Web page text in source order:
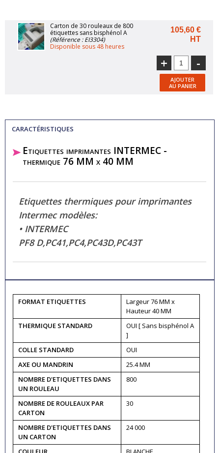
Carton de 30 rouleaux de 800
étiquettes sans bisphénol A
(Référence : EI3304)
Disponible sous 48 heures
105,60 €
HT
+ -
AJOUTER
AU PANIER
CARACTÉRISTIQUES
Etiquettes imprimantes INTERMEC -
thermique 76 MM x 40 MM
Etiquettes thermiques pour imprimantes
Intermec modèles:
• INTERMEC
PF8 D,PC41,PC4,PC43D,PC43T
FORMAT ETIQUETTES
Largeur 76 MM x
Hauteur 40 MM
THERMIQUE STANDARD
OUI [ Sans bisphénol A
]
COLLE STANDARD
OUI
AXE OU MANDRIN
25.4 MM
NOMBRE D'ETIQUETTES DANS
UN ROULEAU
800
NOMBRE DE ROULEAUX PAR
CARTON
30
NOMBRE D'ETIQUETTES DANS
UN CARTON
24 000